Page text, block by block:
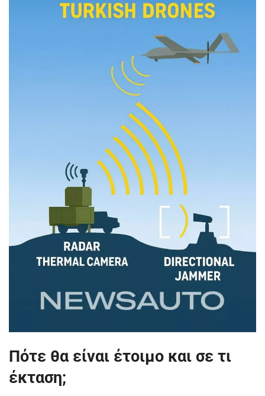
Πότε θα είναι έτοιμο και σε τι
έκταση;